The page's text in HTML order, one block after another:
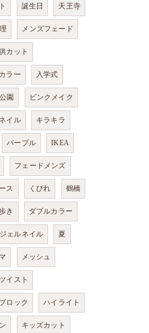
誕生日 天王寺
メンズフェード
カット
ラー 入学式
園 ピンクメイク
イル キラキラ
パープル IKEA
フェードメンズ
ス くびれ 鶴橋
き ダブルカラー
ジェルネイル 夏
メッシュ
イスト
ロック ハイライト
キッズカット